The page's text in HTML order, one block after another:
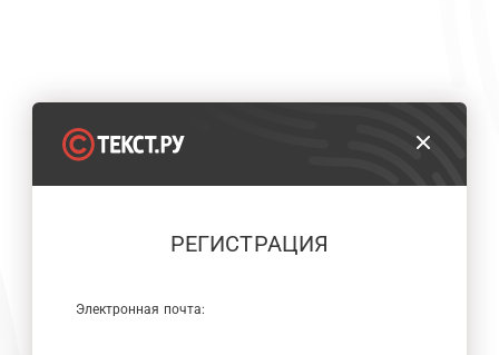
РЕГИСТРАЦИЯ
Электронная почта: